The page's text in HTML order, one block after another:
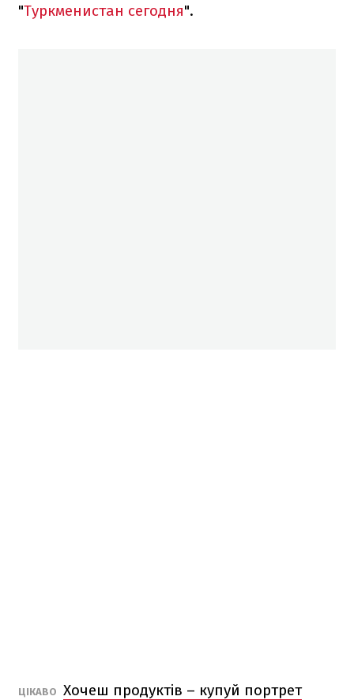
"Туркменистан сегодня".
ЦІКАВО Хочеш продуктів – купуй портрет